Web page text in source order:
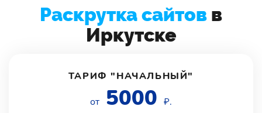
Раскрутка сайтов в
Иркутске
ТАРИФ "НАЧАЛЬНЫЙ"
от 5000 ₽.